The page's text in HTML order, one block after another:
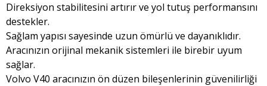
Direksiyon stabilitesini artırır ve yol tutuş performansını
destekler.
Sağlam yapısı sayesinde uzun ömürlü ve dayanıklıdır.
Aracınızın orijinal mekanik sistemleri ile birebir uyum
sağlar.
Volvo V40 aracınızın ön düzen bileşenlerinin güvenilirliği